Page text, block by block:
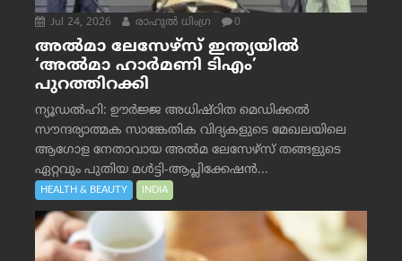
Jul 24, 2026 രാഹുല്‍ ധിംഗ്ര 0
അൽമാ ലേസേഴ്സ് ഇന്ത്യയിൽ
‘അൽമാ ഹാർമണി ടിഎം’
പുറത്തിറക്കി
ന്യൂഡൽഹി: ഊർജ്ജ അധിഷ്ഠിത മെഡിക്കൽ
സൗന്ദര്യാത്മക സാങ്കേതിക വിദ്യകളുടെ മേഖലയിലെ
ആഗോള നേതാവായ അൽമ ലേസേഴ്സ് തങ്ങളുടെ
ഏറ്റവും പുതിയ മൾട്ടി-ആപ്ലിക്കേഷൻ...
HEALTH & BEAUTY INDIA